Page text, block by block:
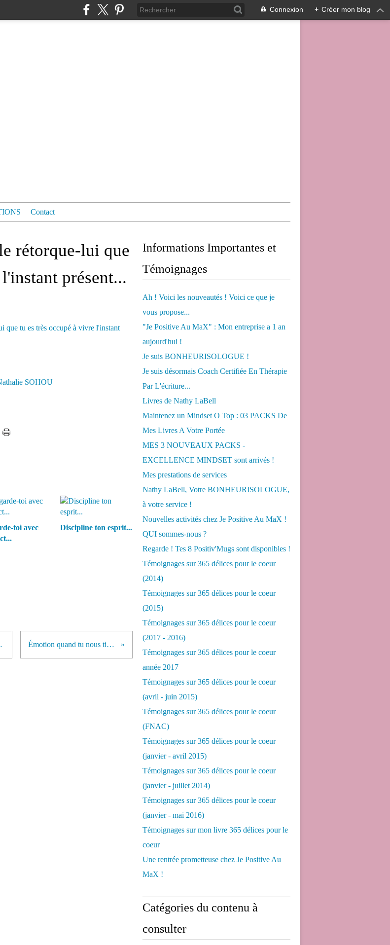
Connexion + Créer mon blog
Contact
rétorque-lui que
présent...
SOHOU
toi avec
Discipline ton esprit...
Émotion quand tu nous tiens...
Informations Importantes et
Témoignages
Ah ! Voici les nouveautés ! Voici ce que je
vous propose...
"Je Positive Au MaX" : Mon entreprise a 1 an
aujourd'hui !
Je suis BONHEURISOLOGUE !
Je suis désormais Coach Certifiée En Thérapie
Par L'écriture...
Livres de Nathy LaBell
Maintenez un Mindset O Top : 03 PACKS De
Mes Livres A Votre Portée
MES 3 NOUVEAUX PACKS -
EXCELLENCE MINDSET sont arrivés !
Mes prestations de services
Nathy LaBell, Votre BONHEURISOLOGUE,
à votre service !
Nouvelles activités chez Je Positive Au MaX !
QUI sommes-nous ?
Regarde ! Tes 8 Positiv'Mugs sont disponibles !
Témoignages sur 365 délices pour le coeur
(2014)
Témoignages sur 365 délices pour le coeur
(2015)
Témoignages sur 365 délices pour le coeur
(2017 - 2016)
Témoignages sur 365 délices pour le coeur
année 2017
Témoignages sur 365 délices pour le coeur
(avril - juin 2015)
Témoignages sur 365 délices pour le coeur
(FNAC)
Témoignages sur 365 délices pour le coeur
(janvier - avril 2015)
Témoignages sur 365 délices pour le coeur
(janvier - juillet 2014)
Témoignages sur 365 délices pour le coeur
(janvier - mai 2016)
Témoignages sur mon livre 365 délices pour le
coeur
Une rentrée prometteuse chez Je Positive Au
MaX !
Catégories du contenu à
consulter